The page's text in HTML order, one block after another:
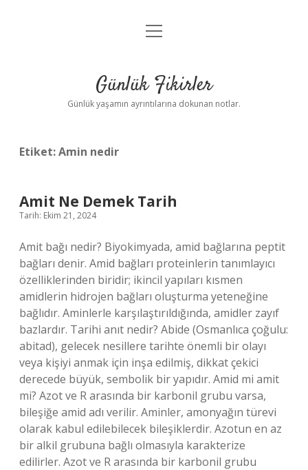
Anasayfa
Yasal Uyarı
menüyü
Günlük Fikirler
Günlük yaşamın ayrıntılarına dokunan notlar.
Etiket:Amin nedir
Amit Ne Demek Tarih
Tarih: Ekim 21, 2024
Amit bağı nedir? Biyokimyada, amid bağlarına peptit
bağları denir. Amid bağları proteinlerin tanımlayıcı
özelliklerinden biridir; ikincil yapıları kısmen
amidlerin hidrojen bağları oluşturma yeteneğine
bağlıdır. Aminlerle karşılaştırıldığında, amidler zayıf
bazlardır. Tarihi anıt nedir? Abide (Osmanlıca çoğulu:
abitad), gelecek nesillere tarihte önemli bir olayı
veya kişiyi anmak için inşa edilmiş, dikkat çekici
derecede büyük, sembolik bir yapıdır. Amid mi amit
mi? Azot ve R arasında bir karbonil grubu varsa,
bileşiğe amid adı verilir. Aminler, amonyağın türevi
olarak kabul edilebilecek bileşiklerdir. Azotun en az
bir alkil grubuna bağlı olmasıyla karakterize
edilirler. Azot ve R arasında bir karbonil grubu